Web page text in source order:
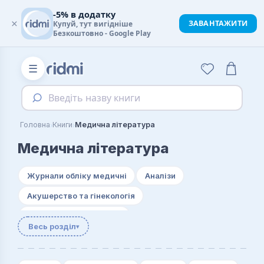
☰
Введіть назву книги
Головна›Книги›Медична література
Медична література
Журнали обліку медичні Аналізи
Акушерство та гінекологія
Алергологія. Імунологія
Анатомія. Фізіологія. Гістологія
Весь розділ▾
×
-5% в додатку
Купуй, тут вигідніше
Безкоштовно - Google Play
ЗАВАНТАЖИТИ